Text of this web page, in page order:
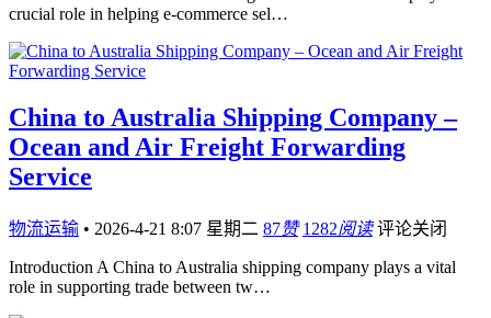
crucial role in helping e-commerce sel…
China to Australia Shipping Company –
Ocean and Air Freight Forwarding
Service
物流运输 • 2026-4-21 8:07 星期二 87赞 1282阅读 评论关闭
Introduction A China to Australia shipping company plays a vital
role in supporting trade between tw…